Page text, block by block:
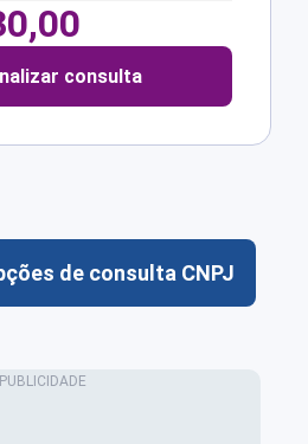
consulta
de consulta CNPJ